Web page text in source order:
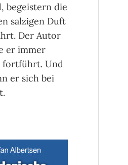
begeistern die
salzigen Duft
Der Autor
er immer
fortführt. Und
er sich bei